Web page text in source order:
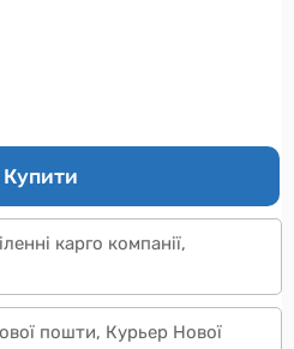
Купити
карго компанії,
пошти, Курьер Нової